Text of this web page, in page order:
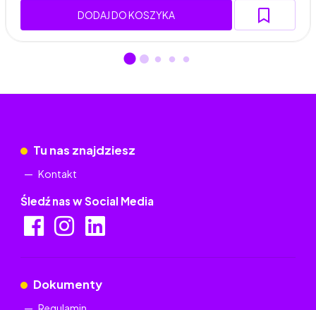
DODAJ DO KOSZYKA
Tu nas znajdziesz
Kontakt
Śledź nas w Social Media
Dokumenty